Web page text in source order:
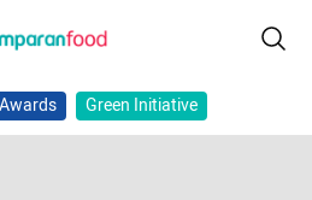
Green Initiative